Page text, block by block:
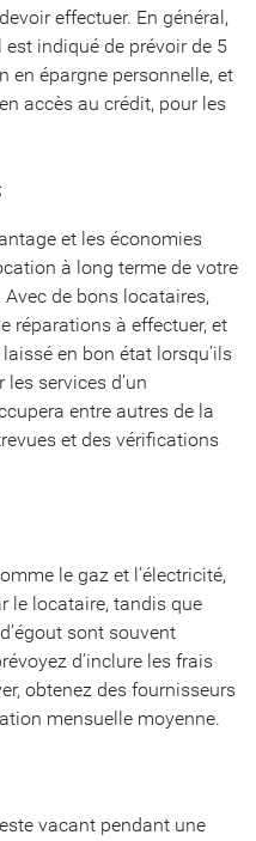
effectuer. En général,
indiqué de prévoir de 5
en épargne personnelle, et
accès au crédit, pour les
et les économies
à long terme de votre
de bons locataires,
réparations à effectuer, et
en bon état lorsqu’ils
services d’un
entre autres de la
et des vérifications
le gaz et l’électricité,
le locataire, tandis que
sont souvent
d’inclure les frais
obtenez des fournisseurs
mensuelle moyenne.
vacant pendant une